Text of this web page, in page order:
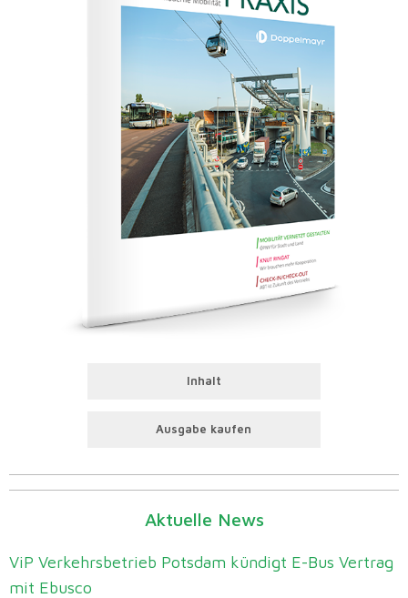
Inhalt
Ausgabe kaufen
Aktuelle News
ViP Verkehrsbetrieb Potsdam kündigt E-Bus Vertrag
mit Ebusco